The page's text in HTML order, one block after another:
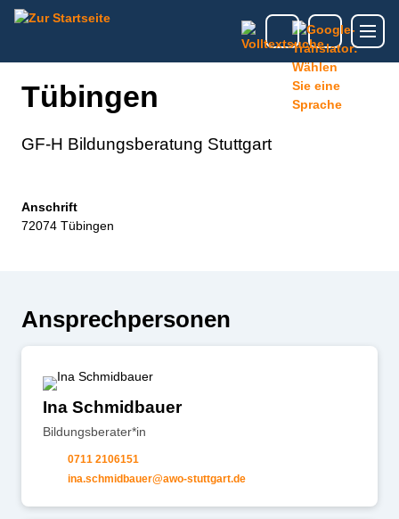
Tübingen
GF-H Bildungsberatung Stuttgart
Anschrift
72074 Tübingen
Ansprechpersonen
Ina Schmidbauer
Bildungsberater*in
0711 2106151
n
schm db r w -st ttg rt d